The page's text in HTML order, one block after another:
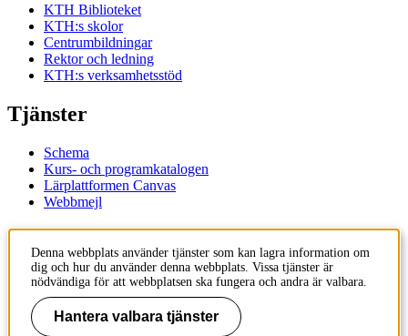
KTH Biblioteket
KTH:s skolor
Centrumbildningar
Rektor och ledning
KTH:s verksamhetsstöd
Tjänster
Schema
Kurs- och programkatalogen
Lärplattformen Canvas
Webbmejl
Kontakt
KTH
100 44 Stockholm
+46 8 790 60 00
Denna webbplats använder tjänster som kan lagra information om
dig och hur du använder denna webbplats. Vissa tjänster är
nödvändiga för att webbplatsen ska fungera och andra är valbara.
Hantera valbara tjänster